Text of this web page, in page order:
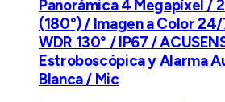
Panorámica 4 Megapíxel /
(180°) / Imagen a Color
WDR 130° / IP67 /
Estroboscópica y Alarma
Blanca / Mic